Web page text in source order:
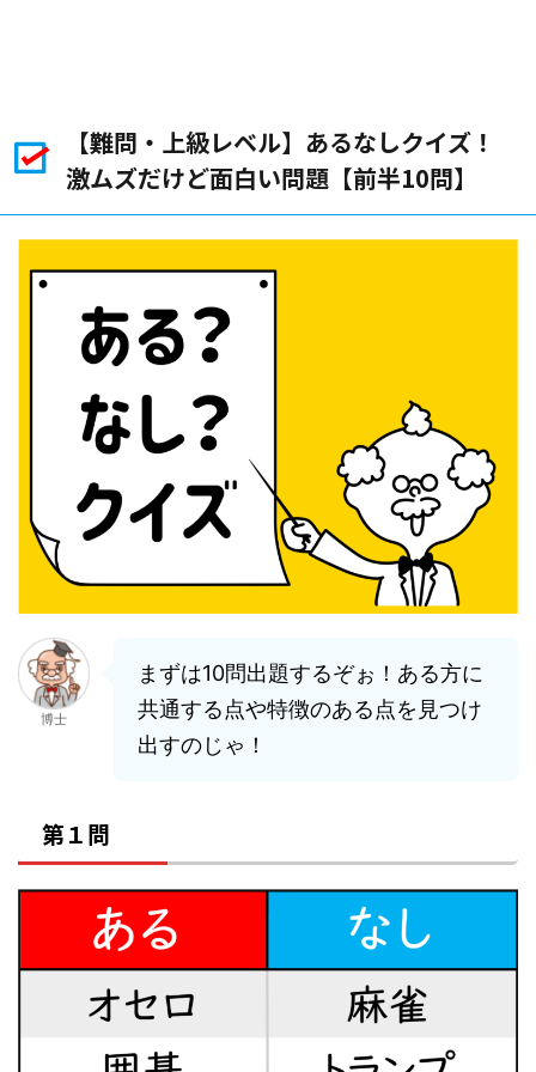
【難問・上級レベル】あるなしクイズ！
激ムズだけど面白い問題【前半10問】
博士
まずは10問出題するぞぉ！ある方に
共通する点や特徴のある点を見つけ
出すのじゃ！
第１問